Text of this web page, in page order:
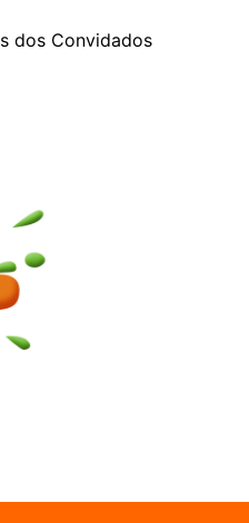
dos Convidados